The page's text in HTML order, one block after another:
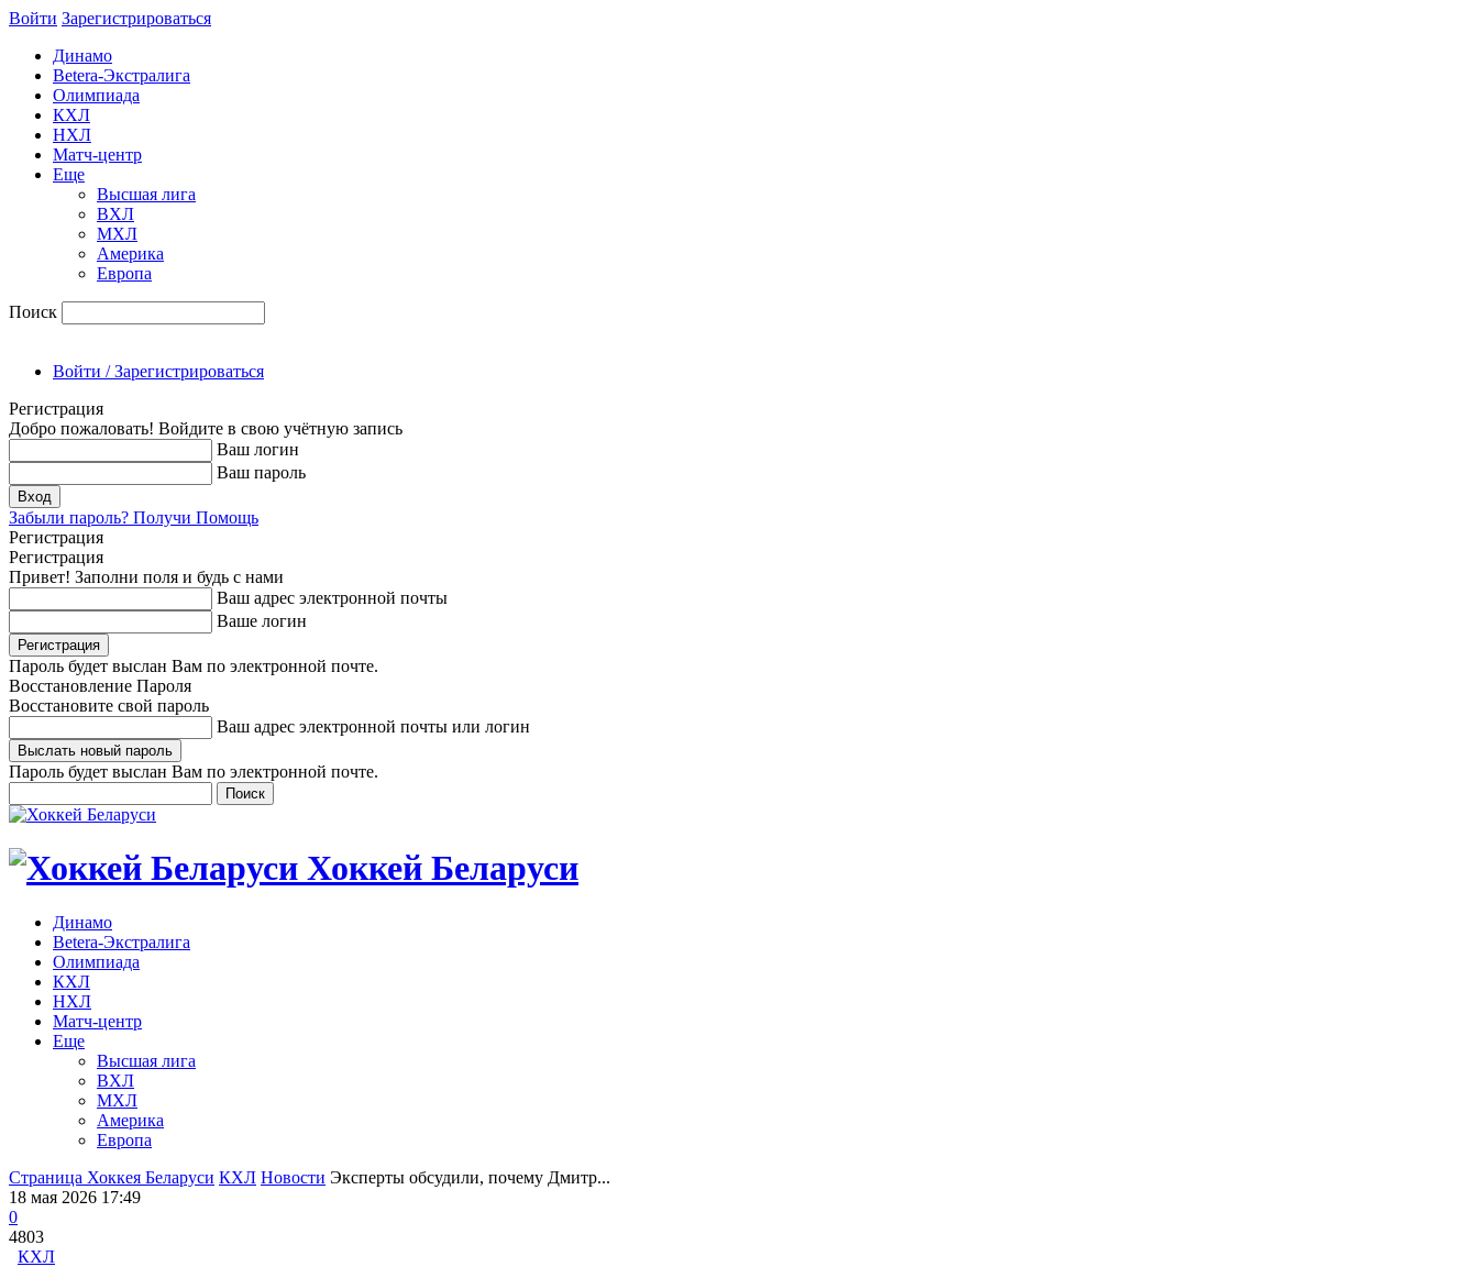
Войти Зарегиcтрироваться
Динамо
Betera-Экстралига
Олимпиада
КХЛ
НХЛ
Матч-центр
Еще
Высшая лига
ВХЛ
МХЛ
Америка
Европа
Поиск
Войти / Зарегистрироваться
Регистрация
Добро пожаловать! Войдите в свою учётную запись
Ваш логин
Ваш пароль
Забыли пароль? Получи Помощь
Регистрация
Регистрация
Привет! Заполни поля и будь с нами
Ваш адрес электронной почты
Ваше логин
Пароль будет выслан Вам по электронной почте.
Восстановление Пароля
Восстановите свой пароль
Ваш адрес электронной почты или логин
Пароль будет выслан Вам по электронной почте.
Хоккей Беларуси
Динамо
Betera-Экстралига
Олимпиада
КХЛ
НХЛ
Матч-центр
Еще
Высшая лига
ВХЛ
МХЛ
Америка
Европа
Страница Хоккея Беларуси КХЛ Новости Эксперты обсудили, почему Дмитр...
18 мая 2026 17:49
0
4803
КХЛ